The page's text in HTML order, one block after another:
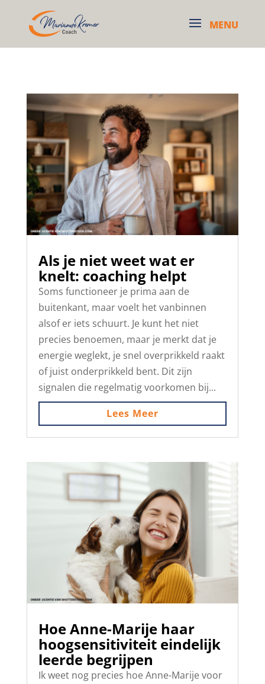
Als je niet weet wat er
knelt: coaching helpt
Soms functioneer je prima aan de
buitenkant, maar voelt het vanbinnen
alsof er iets schuurt. Je kunt het niet
precies benoemen, maar je merkt dat je
energie weglekt, je snel overprikkeld raakt
of juist onderprikkeld bent. Dit zijn
signalen die regelmatig voorkomen bij...
Lees Meer
Hoe Anne-Marije haar
hoogsensitiviteit eindelijk
leerde begrijpen
Ik weet nog precies hoe Anne-Marije voor